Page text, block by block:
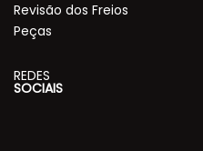
Revisão dos Freios
Peças
REDES
SOCIAIS